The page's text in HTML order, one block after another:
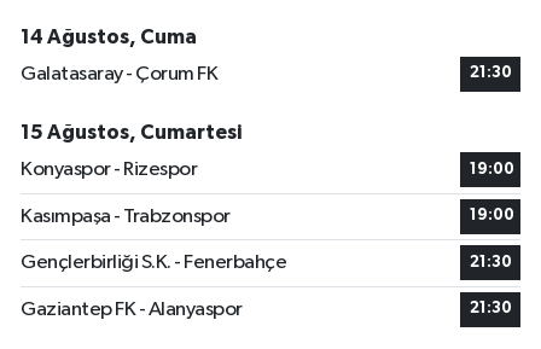
14 Ağustos, Cuma
Galatasaray - Çorum FK
21:30
15 Ağustos, Cumartesi
Konyaspor - Rizespor
19:00
Kasımpaşa - Trabzonspor 19:00
Gençlerbirliği S.K. - Fenerbahçe 21:30
Gaziantep FK - Alanyaspor 21:30